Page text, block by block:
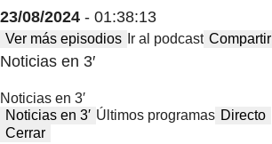
23/08/2024 - 01:38:13
Ver más episodios Ir al podcast Compartir
Noticias en 3′
Noticias en 3′
Noticias en 3′ Últimos programas Directo
Cerrar